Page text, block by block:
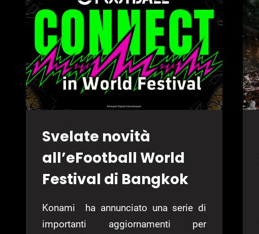
SUL
FORMATO
FISICO:
“SE
C’È
DOMANDA,
LE
AZIENDE
DOVREBBERO
Svelate novità
all’eFootball World
Festival di Bangkok
Konami ha annunciato una serie di
importanti aggiornamenti per